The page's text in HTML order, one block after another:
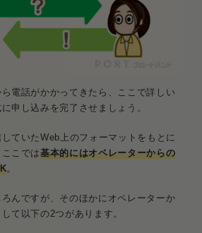
電話がかかってきたら、ここで詳しい
申し込みを完了させましょう。
ていたWeb上のフォーマットをもとに
こでは基本的にはオペレーターからの
。
んですが、そのほかにオペレーターか
て以下の2つがあります。